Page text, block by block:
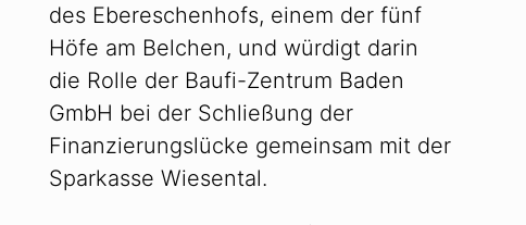
des Ebereschenhofs, einem der fünf
Höfe am Belchen, und würdigt darin
die Rolle der Baufi-Zentrum Baden
GmbH bei der Schließung der
Finanzierungslücke gemeinsam mit der
Sparkasse Wiesental.